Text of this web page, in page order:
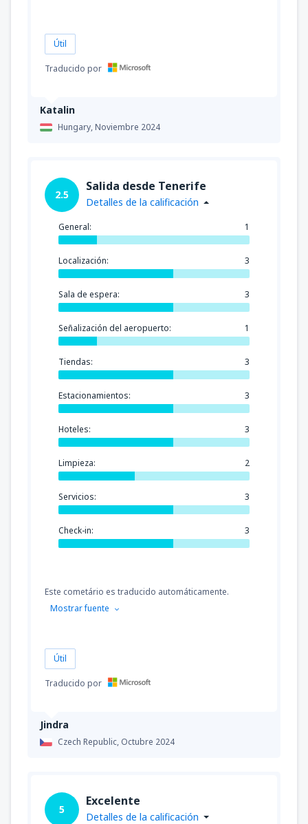
Katalin
Hungary,Noviembre 2024
Útil
Traducido por
Jindra
Czech Republic, Octubre 2024
2.5
Salida desde Tenerife
Detalles de la calificación
General: 1
Localización: 3
Sala de espera: 3
Señalización del aeropuerto: 1
Tiendas: 3
Estacionamientos: 3
Hoteles: 3
Limpieza: 2
Servicios: 3
Check-in: 3
Este cometário es traducido automáticamente.
Mostrar fuente
Útil
Traducido por
5
Excelente
Detalles de la calificación